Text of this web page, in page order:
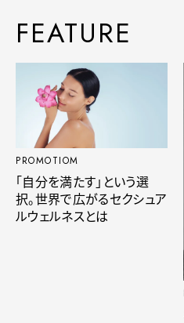
FEATURE
PROMOTIOM
「自分を満たす」という選
択。世界で広がるセクシュア
ルウェルネスとは